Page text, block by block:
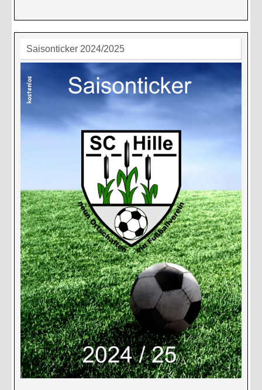
Saisonticker 2024/2025